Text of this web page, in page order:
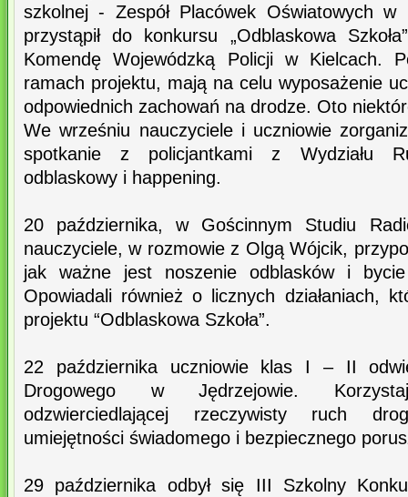
szkolnej - Zespół Placówek Oświatowych
przystąpił do konkursu „Odblaskowa
Komendę Wojewódzką Policji w Kielcach.
ramach projektu, mają na celu wyposażenie
odpowiednich zachowań na drodze. Oto
We wrześniu nauczyciele i uczniowie
spotkanie z policjantkami z Wydziału
odblaskowy i happening.
20 października, w Gościnnym Studiu
nauczyciele, w rozmowie z Olgą Wójcik,
jak ważne jest noszenie odblasków i
Opowiadali również o licznych działaniach,
projektu “Odblaskowa Szkoła”.
22 października uczniowie klas I – II
Drogowego w Jędrzejowie.
odzwierciedlającej rzeczywisty ruch
umiejętności świadomego i bezpiecznego
29 października odbył się III Szkolny